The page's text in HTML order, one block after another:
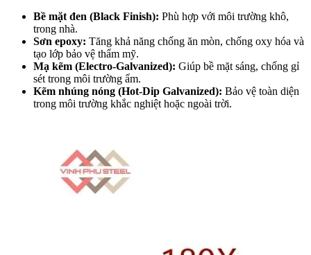
Bề mặt đen (Black Finish): Phù hợp với môi trường khô,
trong nhà.
Sơn epoxy: Tăng khả năng chống ăn mòn, chống oxy hóa và
tạo lớp bảo vệ thẩm mỹ.
Mạ kẽm (Electro-Galvanized): Giúp bề mặt sáng, chống gỉ
sét trong môi trường ẩm.
Kẽm nhúng nóng (Hot-Dip Galvanized): Bảo vệ toàn diện
trong môi trường khắc nghiệt hoặc ngoài trời.